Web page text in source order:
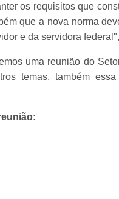
os requisitos que
que a nova norma
e da servidora
uma reunião do
temas, também